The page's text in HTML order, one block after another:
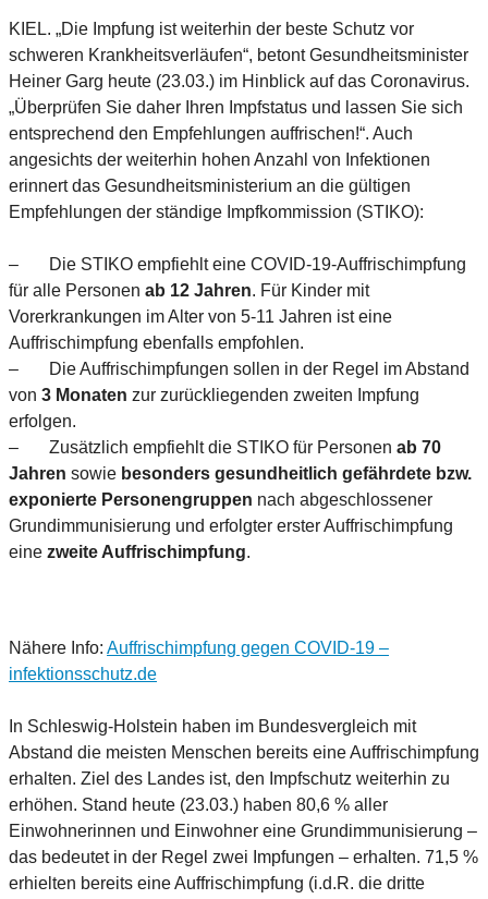
KIEL. „Die Impfung ist weiterhin der beste Schutz vor
schweren Krankheitsverläufen“, betont Gesundheitsminister
Heiner Garg heute (23.03.) im Hinblick auf das Coronavirus.
„Überprüfen Sie daher Ihren Impfstatus und lassen Sie sich
entsprechend den Empfehlungen auffrischen!“. Auch
angesichts der weiterhin hohen Anzahl von Infektionen
erinnert das Gesundheitsministerium an die gültigen
Empfehlungen der ständige Impfkommission (STIKO):
– Die STIKO empfiehlt eine COVID-19-Auffrischimpfung
für alle Personen ab 12 Jahren. Für Kinder mit
Vorerkrankungen im Alter von 5-11 Jahren ist eine
Auffrischimpfung ebenfalls empfohlen.
– Die Auffrischimpfungen sollen in der Regel im Abstand
von 3 Monaten zur zurückliegenden zweiten Impfung
erfolgen.
– Zusätzlich empfiehlt die STIKO für Personen ab 70
Jahren sowie besonders gesundheitlich gefährdete bzw.
exponierte Personengruppen nach abgeschlossener
Grundimmunisierung und erfolgter erster Auffrischimpfung
eine zweite Auffrischimpfung.
Nähere Info: Auffrischimpfung gegen COVID-19 –
infektionsschutz.de
In Schleswig-Holstein haben im Bundesvergleich mit
Abstand die meisten Menschen bereits eine Auffrischimpfung
erhalten. Ziel des Landes ist, den Impfschutz weiterhin zu
erhöhen. Stand heute (23.03.) haben 80,6 % aller
Einwohnerinnen und Einwohner eine Grundimmunisierung –
das bedeutet in der Regel zwei Impfungen – erhalten. 71,5 %
erhielten bereits eine Auffrischimpfung (i.d.R. die dritte